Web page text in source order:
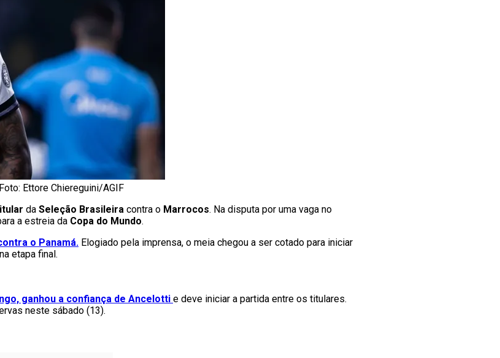
Ettore Chiereguini/AGIF
da Seleção Brasileira contra o Marrocos. Na disputa por uma vaga no
a estreia da Copa do Mundo.
o Panamá. Elogiado pela imprensa, o meia chegou a ser cotado para iniciar
etapa final.
ganhou a confiança de Ancelotti e deve iniciar a partida entre os titulares.
neste sábado (13).